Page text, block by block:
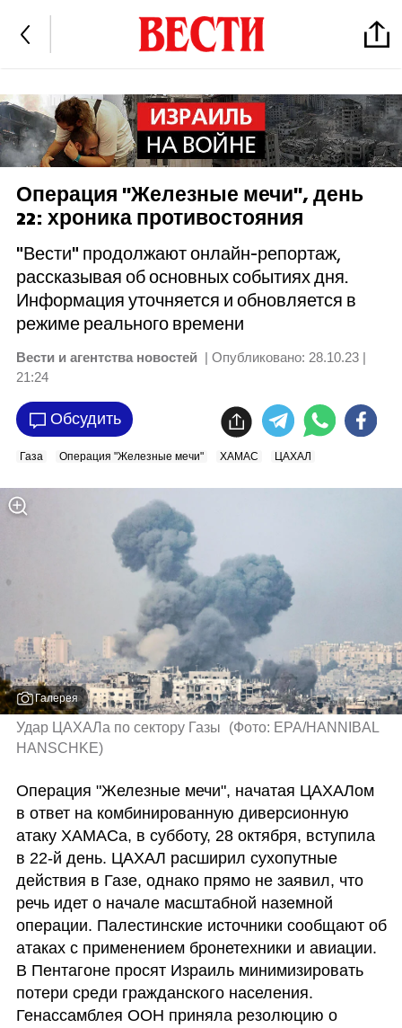
Операция "Железные мечи", день
22: хроника противостояния
"Вести" продолжают онлайн-репортаж,
рассказывая об основных событиях дня.
Информация уточняется и обновляется в
режиме реального времени
Вести и агентства новостей | Опубликовано: 28.10.23 |
21:24
Обсудить
Газа Операция "Железные мечи" ХАМАС ЦАХАЛ
Галерея
Удар ЦАХАЛа по сектору Газы (Фото: EPA/HANNIBAL
HANSCHKE)
Операция "Железные мечи", начатая ЦАХАЛом
в ответ на комбинированную диверсионную
атаку ХАМАСа, в субботу, 28 октября, вступила
в 22-й день. ЦАХАЛ расширил сухопутные
действия в Газе, однако прямо не заявил, что
речь идет о начале масштабной наземной
операции. Палестинские источники сообщают об
атаках с применением бронетехники и авиации.
В Пентагоне просят Израиль минимизировать
потери среди гражданского населения.
Генассамблея ООН приняла резолюцию о